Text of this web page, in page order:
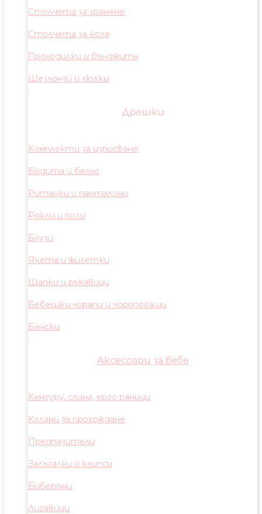
Столчета за хранене
Столчета за кола
Проходилки и бънджита
Шезлонзи и люлки
Дрешки
Комплекти за изписване
Бодита и бельо
Ританки и панталони
Рокли и поли
Блузи
Якета и жилетки
Шапки и ръкавици
Бебешки чорапи и чоропогащи
Бански
Аксесоари за бебе
Кенгуру, слинг, ерго раници
Колани за прохождане
Предпазители
Залъгалки и клипси
Биберони
Лигавици